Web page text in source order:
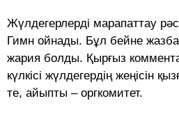
Жүлдегерлерді марапаттау
Гимн ойнады. Бұл бейне жазба
жария болды. Қырғыз
күлкісі жүлдегердің жеңісін
те, айыпты – оргкомитет.